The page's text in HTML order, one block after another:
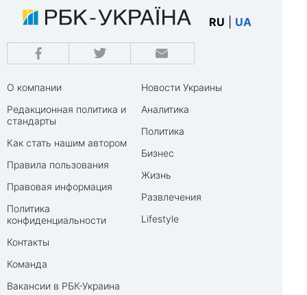
RU UA
О компании
Редакционная политика и
стандарты
Как стать нашим автором
Правила пользования
Правовая информация
Политика
конфиденциальности
Контакты
Команда
Вакансии в РБК-Украина
Новости Украины
Аналитика
Политика
Бизнес
Жизнь
Развлечения
Lifestyle